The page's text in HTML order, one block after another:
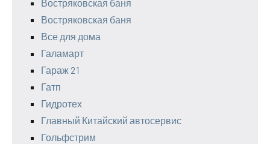
Востряковская баня
Востряковская баня
Все для дома
Галамарт
Гараж 21
Гатп
Гидротех
Главный Китайский автосервис
Гольфстрим